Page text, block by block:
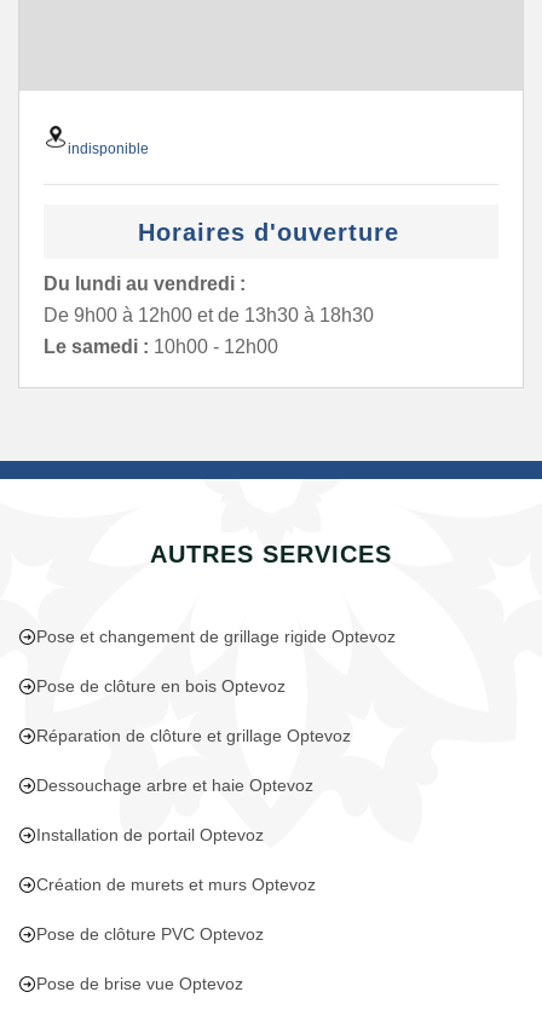
indisponible
Horaires d'ouverture
Du lundi au vendredi :
De 9h00 à 12h00 et de 13h30 à 18h30
Le samedi : 10h00 - 12h00
AUTRES SERVICES
Pose et changement de grillage rigide Optevoz
Pose de clôture en bois Optevoz
Réparation de clôture et grillage Optevoz
Dessouchage arbre et haie Optevoz
Installation de portail Optevoz
Création de murets et murs Optevoz
Pose de clôture PVC Optevoz
Pose de brise vue Optevoz